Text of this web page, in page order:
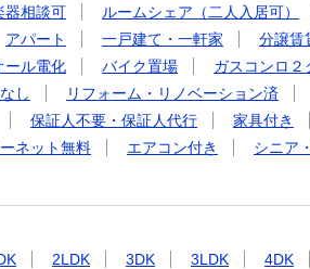
器相談可 ルームシェア（二人入居可）
アパート 一戸建て・一軒家 分譲賃
ール電化 バイク置場
ガスコンロ２
し
リフォーム・リノベーション済
保証人不要・保証人代行 家具付き
ネット無料 エアコン付き
シニア
2LDK 3DK 3LDK 4DK